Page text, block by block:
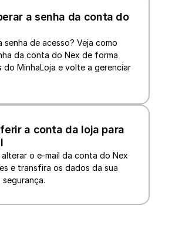
a senha da conta do
senha de acesso? Veja como
da conta do Nex de forma
do MinhaLoja e volte a gerenciar
a conta da loja para
o e-mail da conta do Nex
e transfira os dados da sua